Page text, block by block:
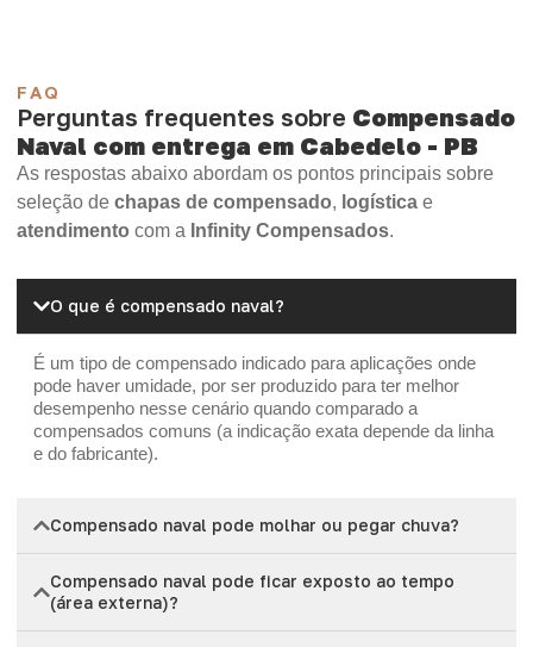
FAQ
Perguntas frequentes sobre Compensado
Naval com entrega em Cabedelo - PB
As respostas abaixo abordam os pontos principais sobre
seleção de chapas de compensado, logística e
atendimento com a Infinity Compensados.
O que é compensado naval?
É um tipo de compensado indicado para aplicações onde
pode haver umidade, por ser produzido para ter melhor
desempenho nesse cenário quando comparado a
compensados comuns (a indicação exata depende da linha
e do fabricante).
Compensado naval pode molhar ou pegar chuva?
Compensado naval pode ficar exposto ao tempo
(área externa)?